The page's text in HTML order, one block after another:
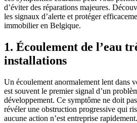
d’éviter des réparations majeures.
les signaux d’alerte et protéger
immobilier en Belgique.
1. Écoulement de l’eau
installations
Un écoulement anormalement lent dans
est souvent le premier signal d’un
développement. Ce symptôme ne doit
révéler une obstruction progressive qui
aucune action n’est entreprise rapidement.